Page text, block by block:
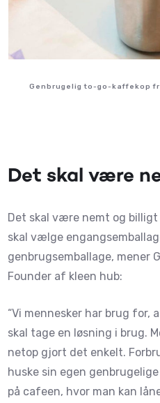
Genbrugelig to-go-kaffekop
Det skal være
Det skal være nemt og
skal vælge
genbrugsemballage, mener
Founder af kleen hub:
“Vi mennesker har brug for,
skal tage en løsning i brug.
netop gjort det enkelt.
huske sin egen
på cafeen, hvor man kan